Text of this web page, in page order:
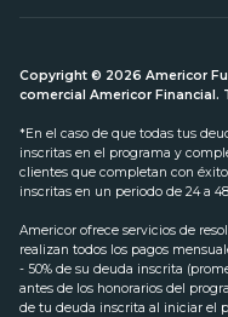
Copyright © 2026 Americor
comercial Americor Financial.
*En el caso de que todas tus
inscritas en el programa y
clientes que completan con
inscritas en un periodo de 24 a
Americor ofrece servicios de
realizan todos los pagos
- 50% de su deuda inscrita
antes de los honorarios del
de tu deuda inscrita al iniciar el